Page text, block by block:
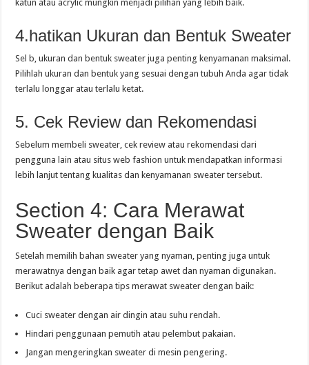
katun atau acrylic mungkin menjadi pilihan yang lebih baik.
4.hatikan Ukuran dan Bentuk Sweater
Sel b, ukuran dan bentuk sweater juga penting kenyamanan maksimal.
Pilihlah ukuran dan bentuk yang sesuai dengan tubuh Anda agar tidak
terlalu longgar atau terlalu ketat.
5. Cek Review dan Rekomendasi
Sebelum membeli sweater, cek review atau rekomendasi dari
pengguna lain atau situs web fashion untuk mendapatkan informasi
lebih lanjut tentang kualitas dan kenyamanan sweater tersebut.
Section 4: Cara Merawat
Sweater dengan Baik
Setelah memilih bahan sweater yang nyaman, penting juga untuk
merawatnya dengan baik agar tetap awet dan nyaman digunakan.
Berikut adalah beberapa tips merawat sweater dengan baik:
Cuci sweater dengan air dingin atau suhu rendah.
Hindari penggunaan pemutih atau pelembut pakaian.
Jangan mengeringkan sweater di mesin pengering.